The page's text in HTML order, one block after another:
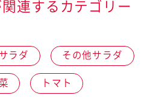
連するカテゴリー
ラダ その他サラダ
トマト